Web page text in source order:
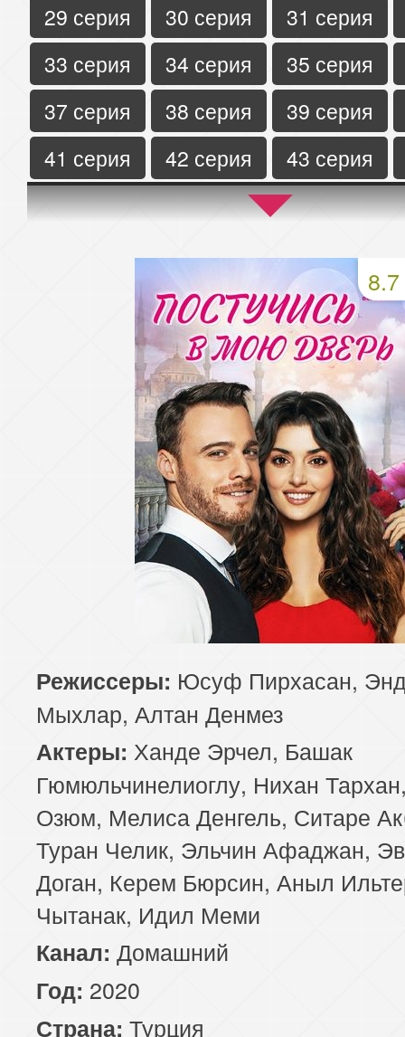
29 серия
30 серия
31 серия
33 серия
34 серия
35 серия
37 серия
38 серия
39 серия
41 серия
42 серия
43 серия
45 серия
46 серия
47 серия
50 серия
51 серия
54 серия
55 серия
58 серия
59 серия
62 серия
63 серия
66 серия
67 серия
70 серия
71 серия
74 серия
75 серия
78 серия
79 серия
82 серия
83 серия
85 серия
86 серия
87 серия
89 серия
90 серия
93 серия
94 серия
95 серия
97 серия
98 серия 99 серия
8.7
Режиссеры: Юсуф Пирхасан,
Мыхлар, Алтан Денмез
Актеры: Ханде Эрчел, Башак
Гюмюльчинелиоглу, Нихан
Озюм, Мелиса Денгель, Ситаре
Туран Челик, Эльчин Афаджан,
Доган, Керем Бюрсин, Аныл
Чытанак, Идил Меми
Канал: Домашний
Год: 2020
Страна: Турция